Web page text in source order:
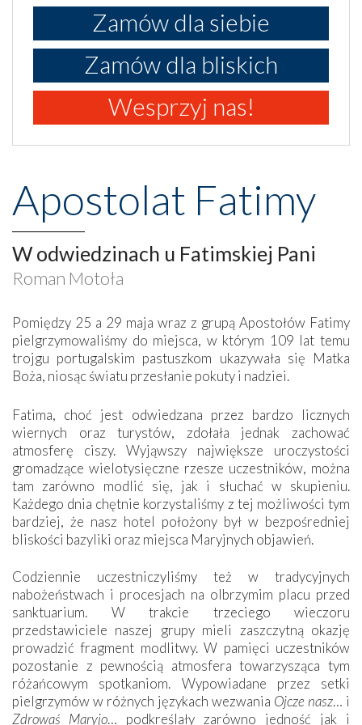
Zamów dla siebie
Zamów dla bliskich
Wesprzyj nas!
Apostolat Fatimy
W odwiedzinach u Fatimskiej Pani
Roman Motoła
Pomiędzy 25 a 29 maja wraz z grupą Apostołów Fatimy
pielgrzymowaliśmy do miejsca, w którym 109 lat temu
trojgu portugalskim pastuszkom ukazywała się Matka
Boża, niosąc światu przesłanie pokuty i nadziei.
Fatima, choć jest odwiedzana przez bardzo licznych
wiernych oraz turystów, zdołała jednak zachować
atmosferę ciszy. Wyjąwszy największe uroczystości
gromadzące wielotysięczne rzesze uczestników, można
tam zarówno modlić się, jak i słuchać w skupieniu.
Każdego dnia chętnie korzystaliśmy z tej możliwości tym
bardziej, że nasz hotel położony był w bezpośredniej
bliskości bazyliki oraz miejsca Maryjnych objawień.
Codziennie uczestniczyliśmy też w tradycyjnych
nabożeństwach i procesjach na olbrzymim placu przed
sanktuarium. W trakcie trzeciego wieczoru
przedstawiciele naszej grupy mieli zaszczytną okazję
prowadzić fragment modlitwy. W pamięci uczestników
pozostanie z pewnością atmosfera towarzysząca tym
różańcowym spotkaniom. Wypowiadane przez setki
pielgrzymów w różnych językach wezwania Ojcze nasz… i
Zdrowaś Maryjo… podkreślały zarówno jedność jak i